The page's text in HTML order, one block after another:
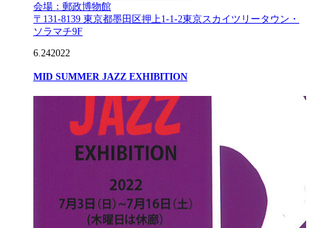
会場：郵政博物館
〒131-8139 東京都墨田区押上1-1-2東京スカイツリータウン・
ソラマチ9F
6.242022
MID SUMMER JAZZ EXHIBITION